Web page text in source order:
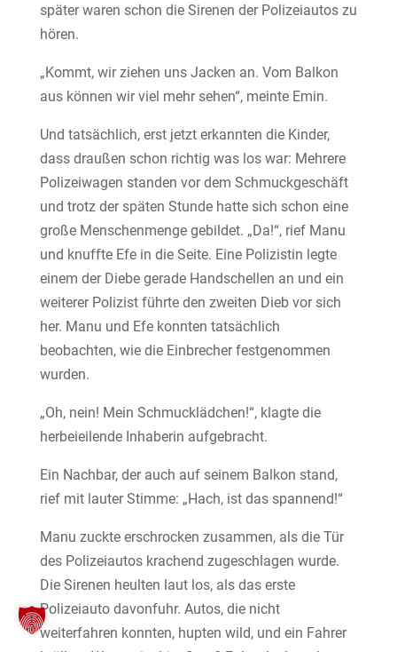
später waren schon die Sirenen der Polizeiautos zu
hören.
„Kommt, wir ziehen uns Jacken an. Vom Balkon
aus können wir viel mehr sehen“, meinte Emin.
Und tatsächlich, erst jetzt erkannten die Kinder,
dass draußen schon richtig was los war: Mehrere
Polizeiwagen standen vor dem Schmuckgeschäft
und trotz der späten Stunde hatte sich schon eine
große Menschenmenge gebildet. „Da!“, rief Manu
und knuffte Efe in die Seite. Eine Polizistin legte
einem der Diebe gerade Handschellen an und ein
weiterer Polizist führte den zweiten Dieb vor sich
her. Manu und Efe konnten tatsächlich
beobachten, wie die Einbrecher festgenommen
wurden.
„Oh, nein! Mein Schmucklädchen!“, klagte die
herbeieilende Inhaberin aufgebracht.
Ein Nachbar, der auch auf seinem Balkon stand,
rief mit lauter Stimme: „Hach, ist das spannend!“
Manu zuckte erschrocken zusammen, als die Tür
des Polizeiautos krachend zugeschlagen wurde.
Die Sirenen heulten laut los, als das erste
Polizeiauto davonfuhr. Autos, die nicht
weiterfahren konnten, hupten wild, und ein Fahrer